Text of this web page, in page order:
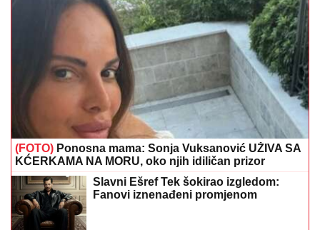
(FOTO)Ponosna mama: Sonja Vuksanović UŽIVA SA
KĆERKAMA NA MORU, oko njih idiličan prizor
Slavni Ešref Tek šokirao izgledom:
Fanovi iznenađeni promjenom
Tragična priča iza pjesme „Ivanova
korita“: Merima Njegomir tražila